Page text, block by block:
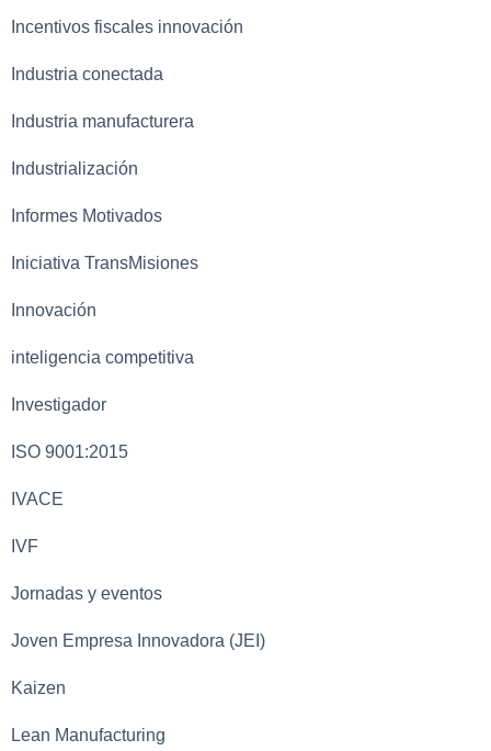
Incentivos fiscales innovación
Industria conectada
Industria manufacturera
Industrialización
Informes Motivados
Iniciativa TransMisiones
Innovación
inteligencia competitiva
Investigador
ISO 9001:2015
IVACE
IVF
Jornadas y eventos
Joven Empresa Innovadora (JEI)
Kaizen
Lean Manufacturing